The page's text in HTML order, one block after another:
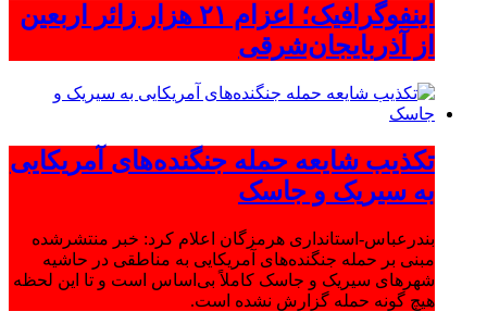
اینفوگرافیک؛ اعزام ۲۱ هزار زائر اربعین
از آذربایجان‌شرقی
تکذیب شایعه حمله جنگنده‌های آمریکایی
به سیریک و جاسک
بندرعباس-استانداری هرمزگان اعلام کرد: خبر منتشرشده
مبنی بر حمله جنگنده‌های آمریکایی به مناطقی در حاشیه
شهرهای سیریک و جاسک کاملاً بی‌اساس است و تا این لحظه
هیچ گونه حمله گزارش نشده است.